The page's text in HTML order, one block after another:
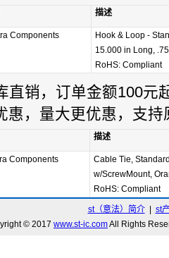
描述
Components
Hook & Loop -
15.000 in Long,
RoHS: Compliant
销，订单金额100元
惠，量大更优惠，支持
描述
Components
Cable Tie,
w/ScrewMount,
RoHS: Compliant
st（意法）简介| st
© 2017 www.st-ic.comAll Rights